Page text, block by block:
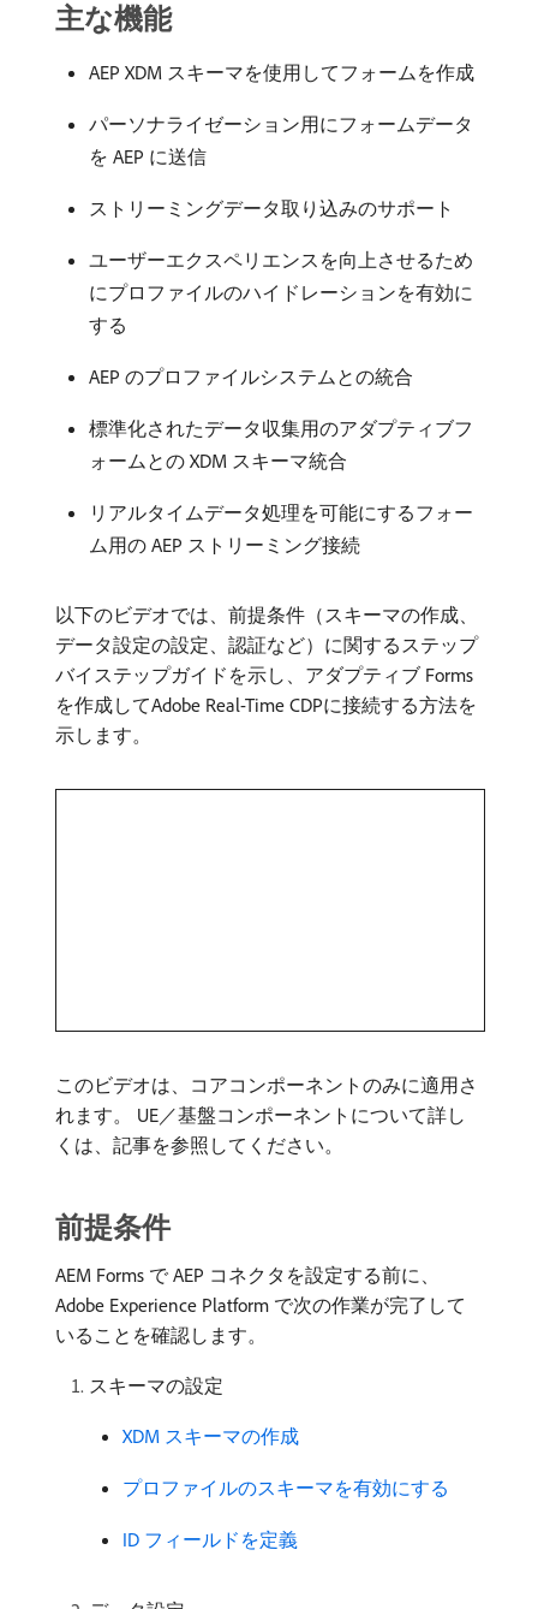
主な機能
AEP XDM スキーマを使用してフォームを作成
パーソナライゼーション用にフォームデータ
を AEP に送信
ストリーミングデータ取り込みのサポート
ユーザーエクスペリエンスを向上させるため
にプロファイルのハイドレーションを有効に
する
AEP のプロファイルシステムとの統合
標準化されたデータ収集用のアダプティブフ
ォームとの XDM スキーマ統合
リアルタイムデータ処理を可能にするフォー
ム用の AEP ストリーミング接続
以下のビデオでは、前提条件（スキーマの作成、
データ設定の設定、認証など）に関するステップ
バイステップガイドを示し、アダプティブ Forms
を作成してAdobe Real-Time CDPに接続する方法を
示します。
このビデオは、コアコンポーネントのみに適用さ
れます。 UE／基盤コンポーネントについて詳し
くは、記事を参照してください。
前提条件
AEM Forms で AEP コネクタを設定する前に、
Adobe Experience Platform で次の作業が完了して
いることを確認します。
スキーマの設定
XDM スキーマの作成
プロファイルのスキーマを有効にする
ID フィールドを定義